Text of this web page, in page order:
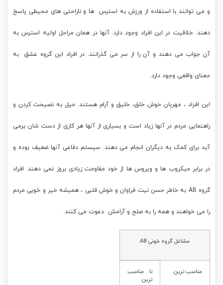
و می توانند با استفاده از ورزش به استرس ها و ناراحتی های محیطی پاسخ
دهند. خلاقیت در این افراد وجود دارد. آنها در همان مراحل اولیه استرس به
آن جواب می دهند و آن را از سر می گذرانند. در افراد این گروه عشق به
معنای واقعی وجود دارد.
این افراد ، مهربان خوش خلق، خلیق و آرام هستند. میل به نصیحت کردن و
راهنمایی مردم در آنها زیاد است و بسیاری از آنها هر کاری از دست شان برمی
آید برای کمک به دیگران انجام می دهند. سیستم دفاعی آنها ضعیف بوده و
در برابر میکروب ها و ویروس ها از خود مقاومت زیادی بروز نمی دهند. افراد
گروه AB به خاطر حسن نیت فراوان و خوش قلبی ، همیشه خیر و خوبی مردم
را می خواهند و همه را به صلح و آرامش دعوت می کنند.
مشاغل گروه خونی AB
مناسب ترین
نا مناسب
ترین